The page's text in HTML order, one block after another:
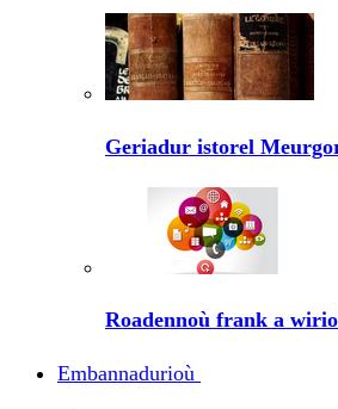
Geriadur istorel
Roadennoù frank a
Embannadurioù